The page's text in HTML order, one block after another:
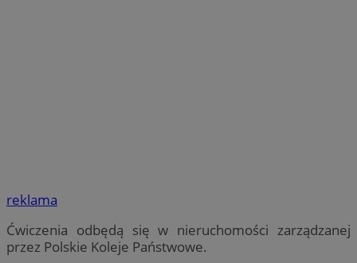
reklama
Ćwiczenia odbędą się w nieruchomości zarządzanej
przez Polskie Koleje Państwowe.